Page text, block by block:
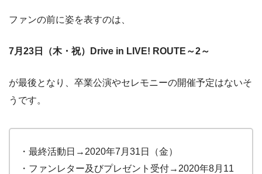
ファンの前に姿を表すのは、
7月23日（木・祝）Drive in LIVE! ROUTE～2～
が最後となり、卒業公演やセレモニーの開催予定はないそ
うです。
・最終活動日→2020年7月31日（金）
・ファンレター及びプレゼント受付→2020年8月11